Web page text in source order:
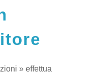
» effettua